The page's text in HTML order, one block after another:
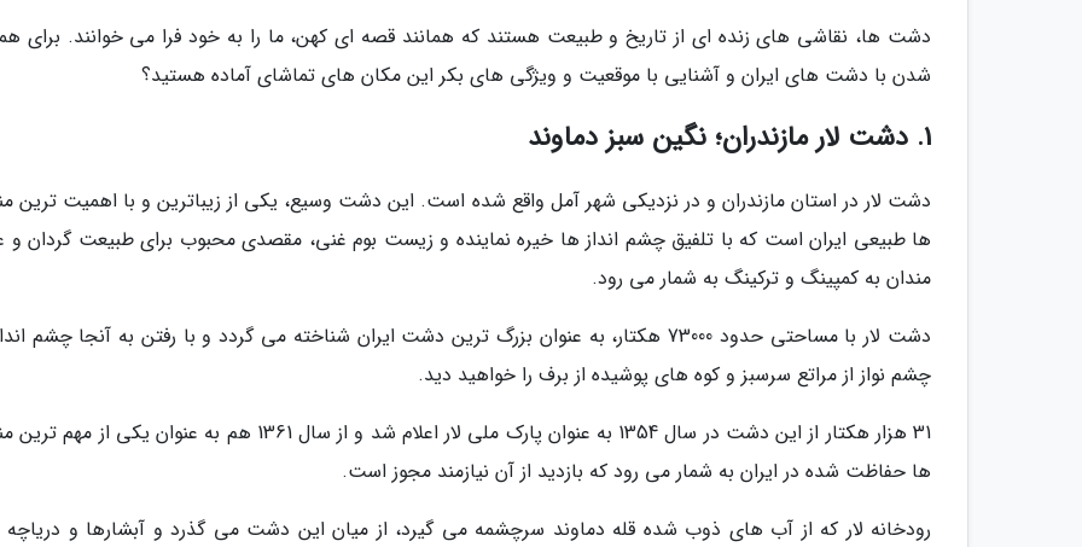
دشت ها، نقاشی های زنده ای از تاریخ و طبیعت هستند که همانند قصه ای کهن، ما را به خود فرا می خوانند. برای
شدن با دشت های ایران و آشنایی با موقعیت و ویژگی های بکر این مکان های تماشای آماده هستید؟
1. دشت لار مازندران؛ نگین سبز دماوند
دشت لار در استان مازندران و در نزدیکی شهر آمل واقع شده است. این دشت وسیع، یکی از زیباترین و با اهمیت ترین
ها طبیعی ایران است که با تلفیق چشم انداز ها خیره نماینده و زیست بوم غنی، مقصدی محبوب برای طبیعت گردان و
مندان به کمپینگ و ترکینگ به شمار می رود.
دشت لار با مساحتی حدود 73000 هکتار، به عنوان بزرگ ترین دشت ایران شناخته می گردد و با رفتن به آنجا چشم
چشم نواز از مراتع سرسبز و کوه های پوشیده از برف را خواهید دید.
31 هزار هکتار از این دشت در سال 1354 به عنوان پارک ملی لار اعلام شد و از سال 1361 هم به عنوان یکی
ها حفاظت شده در ایران به شمار می رود که بازدید از آن نیازمند مجوز است.
رودخانه لار که از آب های ذوب شده قله دماوند سرچشمه می گیرد، از میان این دشت می گذرد و آبشارها و